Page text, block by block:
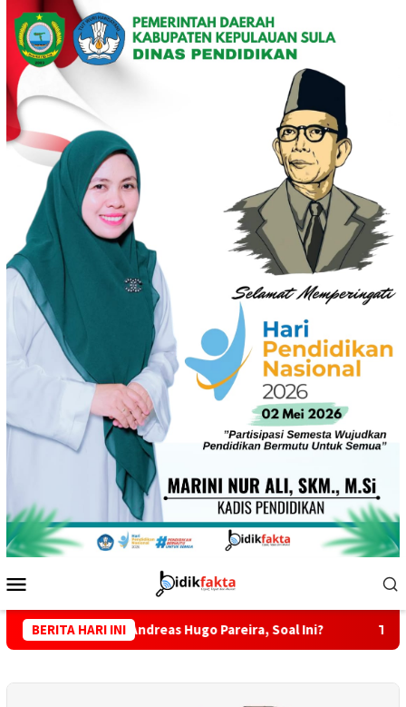
Loncat
konten
Mobile
BERITA HARI INI
Andreas Hugo Pareira, Soal Ini? Tekan Peredaran